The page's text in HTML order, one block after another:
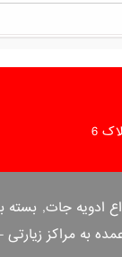
6
مراکز